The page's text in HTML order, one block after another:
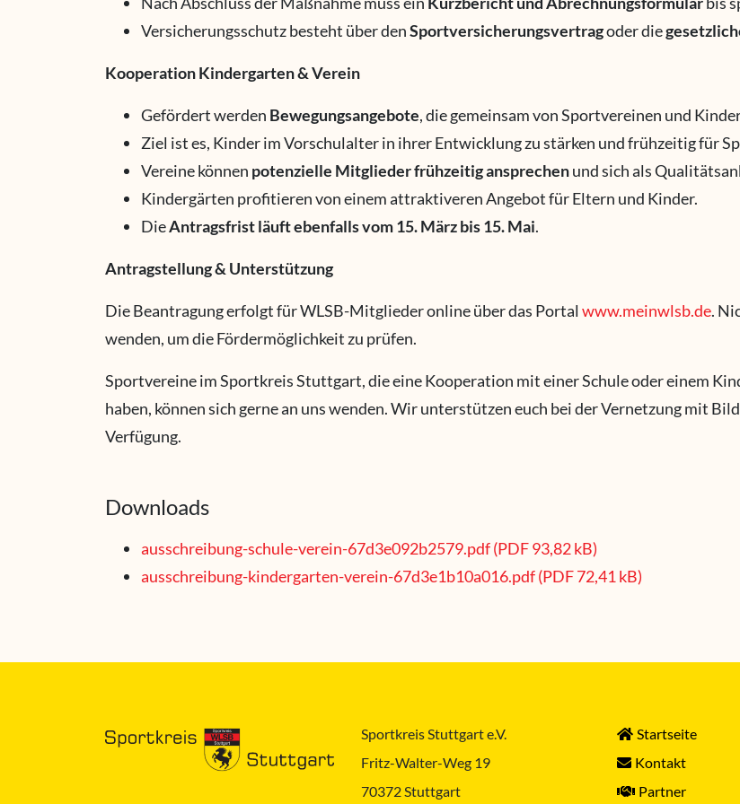
Versicherungsschutz besteht über denSportversicherungsvertragoder die
Kooperation Kindergarten & Verein
Gefördert werden Bewegungsangebote, die gemeinsam von Sportvereinen und
Ziel ist es, Kinder im Vorschulalter in ihrer Entwicklung zu stärken und frühzeitig für
Vereine können potenzielle Mitglieder frühzeitig ansprechenund sich als
Kindergärten profitieren von einem attraktiveren Angebot für Eltern und Kinder.
DieAntragsfrist läuft ebenfalls vom 15. März bis 15. Mai.
Antragstellung & Unterstützung
Die Beantragung erfolgt für WLSB-Mitglieder online über das Portal www.meinwlsb.de.
wenden, um die Fördermöglichkeit zu prüfen.
Sportvereine im Sportkreis Stuttgart, die eine Kooperation mit einer Schule oder einem
haben, können sich gerne an uns wenden. Wir unterstützen euch bei der Vernetzung mit
Verfügung.
Downloads
ausschreibung-schule-verein-67d3e092b2579.pdf (PDF 93,82 kB)
ausschreibung-kindergarten-verein-67d3e1b10a016.pdf (PDF 72,41 kB)
Sportkreis Stuttgart e.V.
Fritz-Walter-Weg 19
70372 Stuttgart
Startseite
Kontakt
Partner